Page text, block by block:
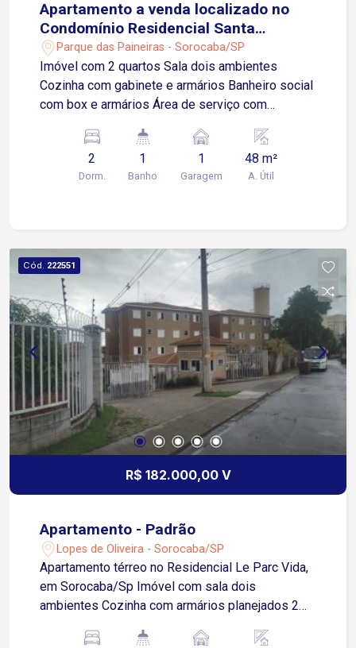
Apartamento a venda localizado no
Condomínio Residencial Santa
Catarina
Parque das Paineiras - Sorocaba/SP
Imóvel com 2 quartos Sala dois ambientes
Cozinha com gabinete e armários Banheiro social
com box e armários Área de serviço com
descoberta
2
Dorm.
1
Banho
1
Garagem
48 m²
A. Útil
Cód. 222551
R$ 182.000,00 V
Apartamento - Padrão
Lopes de Oliveira - Sorocaba/SP
Apartamento térreo no Residencial Le Parc Vida,
em Sorocaba/Sp Imóvel com sala dois
ambientes Cozinha com armários planejados 2
Quintal 1 vaga de garagem descoberta